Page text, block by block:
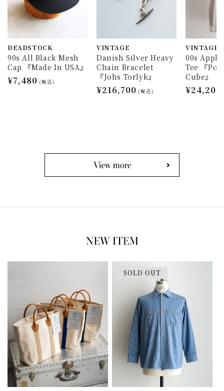
DEADSTOCK
90s All Black Mesh
Cap 『Made In USA』
通
¥7,480 (税込)
VINTAGE
Danish Silver Heavy
Chain Bracelet
『Johs Torlyk』
通
¥216,700 (税込)
VINTAGE
00s
Tee 『
Cube』
通
¥24,200
SOLD OUT